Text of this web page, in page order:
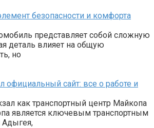
безопасности и комфорта
представляет собой сложную
деталь влияет на общую
но
официальный сайт: все о работе и
как транспортный центр Майкопа
является ключевым транспортным
Адыгея,